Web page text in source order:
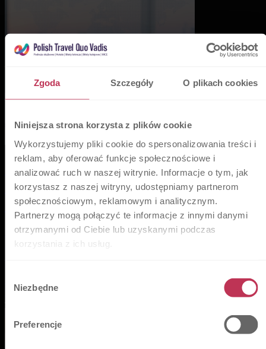
Zgoda Szczegóły O plikach cookies
Niniejsza strona korzysta z plików cookie
Wykorzystujemy pliki cookie do spersonalizowania treści i
reklam, aby oferować funkcje społecznościowe i
analizować ruch w naszej witrynie. Informacje o tym, jak
korzystasz z naszej witryny, udostępniamy partnerom
społecznościowym, reklamowym i analitycznym.
Partnerzy mogą połączyć te informacje z innymi danymi
otrzymanymi od Ciebie lub uzyskanymi podczas
korzystania z ich usług.
zgody
Niezbędne
Preferencje
Business Travel Management w firmie
– technologia, doświadczenie i
wsparcie
Business Travel Management to dziś nie tylko
rezerwacja lotów, hoteli czy biletów kolejowych. To
oraz szybkie reagowanie wtedy, gdy plan podróży
wymag…